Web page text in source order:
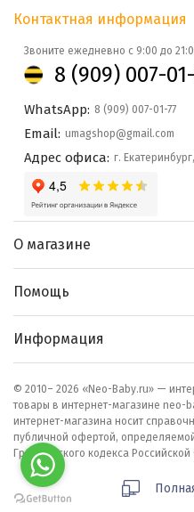
Контактная информация
Звоните ежедневно с 9:00 до
8 (909) 007-
WhatsApp: 8 (909) 007-01-77
Email: umagshop@gmail.com
Адрес офиса: г.
О магазине
Блог
Помощь
Как сделать заказ
Информация
© 2010– 2026 «Neo-Baby.ru» —
товары в интернет-магазине neo-
интернет-магазина носит
публичной офертой,
Гражданского кодекса